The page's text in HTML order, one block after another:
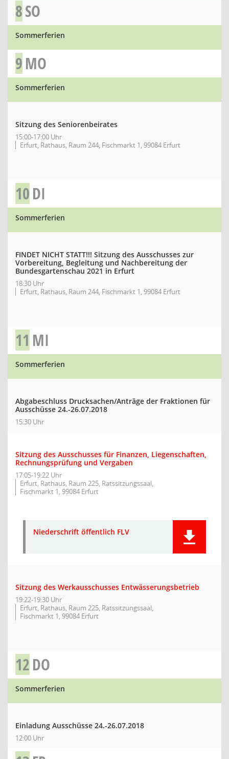
8SO
Sommerferien
9MO
Sommerferien
Sitzung des Seniorenbeirates
15:00-17:00 Uhr
Erfurt, Rathaus, Raum 244, Fischmarkt 1, 99084 Erfurt
10DI
Sommerferien
FINDET NICHT STATT!!! Sitzung des Ausschusses zur
Vorbereitung, Begleitung und Nachbereitung der
Bundesgartenschau 2021 in Erfurt
18:30 Uhr
Erfurt, Rathaus, Raum 244, Fischmarkt 1, 99084 Erfurt
11 MI
Sommerferien
Abgabeschluss Drucksachen/Anträge der Fraktionen für
Ausschüsse 24.-26.07.2018
15:30 Uhr
Sitzung des Ausschusses für Finanzen, Liegenschaften,
Rechnungsprüfung und Vergaben
17:05-19:22 Uhr
Erfurt, Rathaus, Raum 225, Ratssitzungssaal,
Fischmarkt 1, 99084 Erfurt
Niederschrift öffentlich FLV
Sitzung des Werkausschusses Entwässerungsbetrieb
19:22-19:30 Uhr
Erfurt, Rathaus, Raum 225, Ratssitzungssaal,
Fischmarkt 1, 99084 Erfurt
12DO
Sommerferien
Einladung Ausschüsse 24.-26.07.2018
12:00 Uhr